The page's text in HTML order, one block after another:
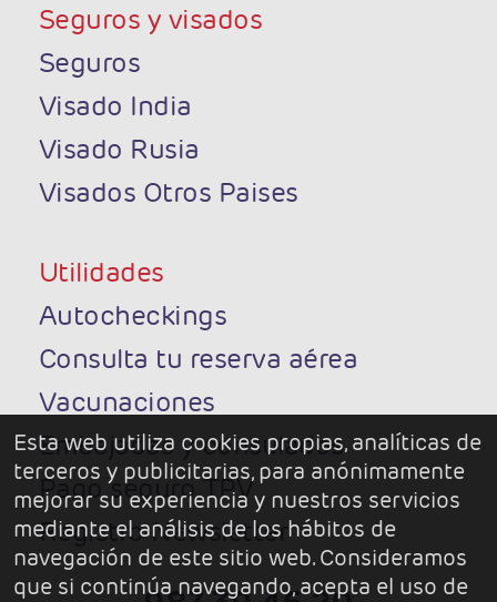
Seguros y visados
Seguros
Visado India
Visado Rusia
Visados Otros Paises
Utilidades
Autocheckings
Consulta tu reserva aérea
Vacunaciones
Embajadas y consulados
Pago seguro TPV
Registro Newsletter
Esta web utiliza cookies propias, analíticas de
terceros y publicitarias, para anónimamente
mejorar su experiencia y nuestros servicios
mediante el análisis de los hábitos de
navegación de este sitio web. Consideramos
que si continúa navegando, acepta el uso de